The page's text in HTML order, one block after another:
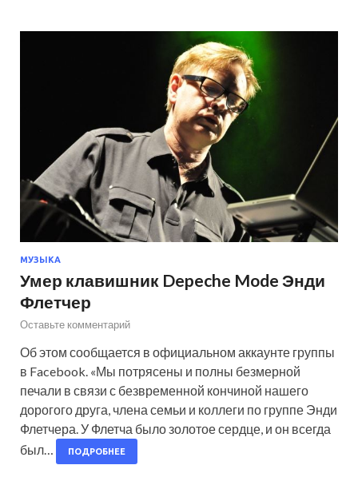
МУЗЫКА
Умер клавишник Depeche Mode Энди
Флетчер
Оставьте комментарий
Об этом сообщается в официальном аккаунте группы
в Facebook. «Мы потрясены и полны безмерной
печали в связи с безвременной кончиной нашего
дорогого друга, члена семьи и коллеги по группе Энди
Флетчера. У Флетча было золотое сердце, и он всегда
был…
ПОДРОБНЕЕ